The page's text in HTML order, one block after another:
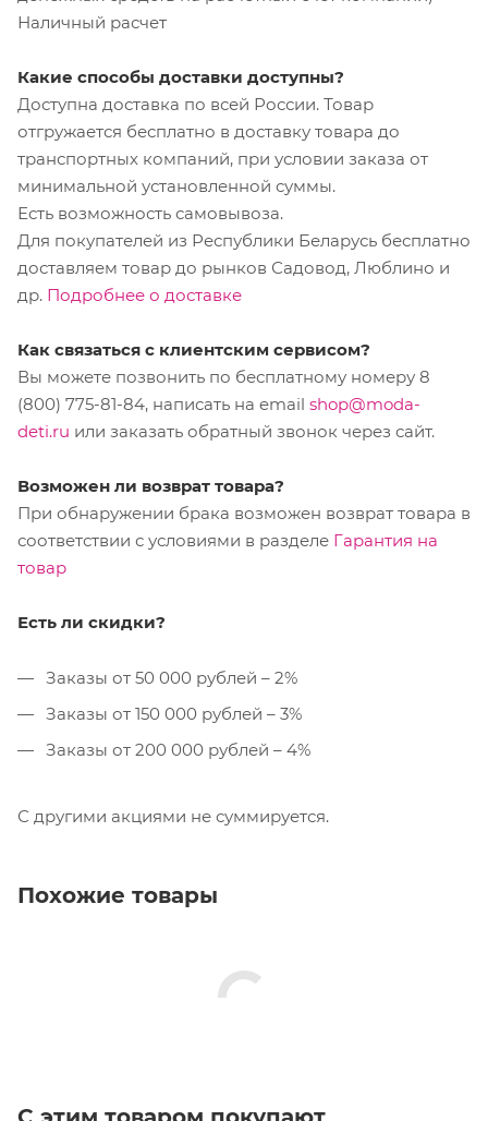
Наличный расчет
Какие способы доставки доступны?
Доступна доставка по всей России. Товар
отгружается бесплатно в доставку товара до
транспортных компаний, при условии заказа от
минимальной установленной суммы.
Есть возможность самовывоза.
Для покупателей из Республики Беларусь бесплатно
доставляем товар до рынков Садовод, Люблино и
др. Подробнее о доставке
Как связаться с клиентским сервисом?
Вы можете позвонить по бесплатному номеру 8
(800) 775-81-84, написать на email shop@moda-
deti.ru или заказать обратный звонок через сайт.
Возможен ли возврат товара?
При обнаружении брака возможен возврат товара в
соответствии с условиями в разделе Гарантия на
товар
Есть ли скидки?
Заказы от 50 000 рублей – 2%
Заказы от 150 000 рублей – 3%
Заказы от 200 000 рублей – 4%
С другими акциями не суммируется.
Похожие товары